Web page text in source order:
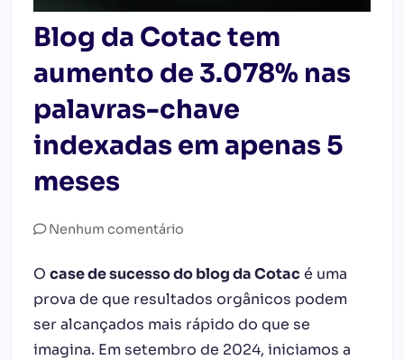
Blog da Cotac tem
aumento de 3.078% nas
palavras-chave
indexadas em apenas 5
meses
Nenhum comentário
O case de sucesso do blog da Cotacé uma
prova de que resultados orgânicos podem
ser alcançados mais rápido do que se
imagina. Em setembro de 2024, iniciamos a